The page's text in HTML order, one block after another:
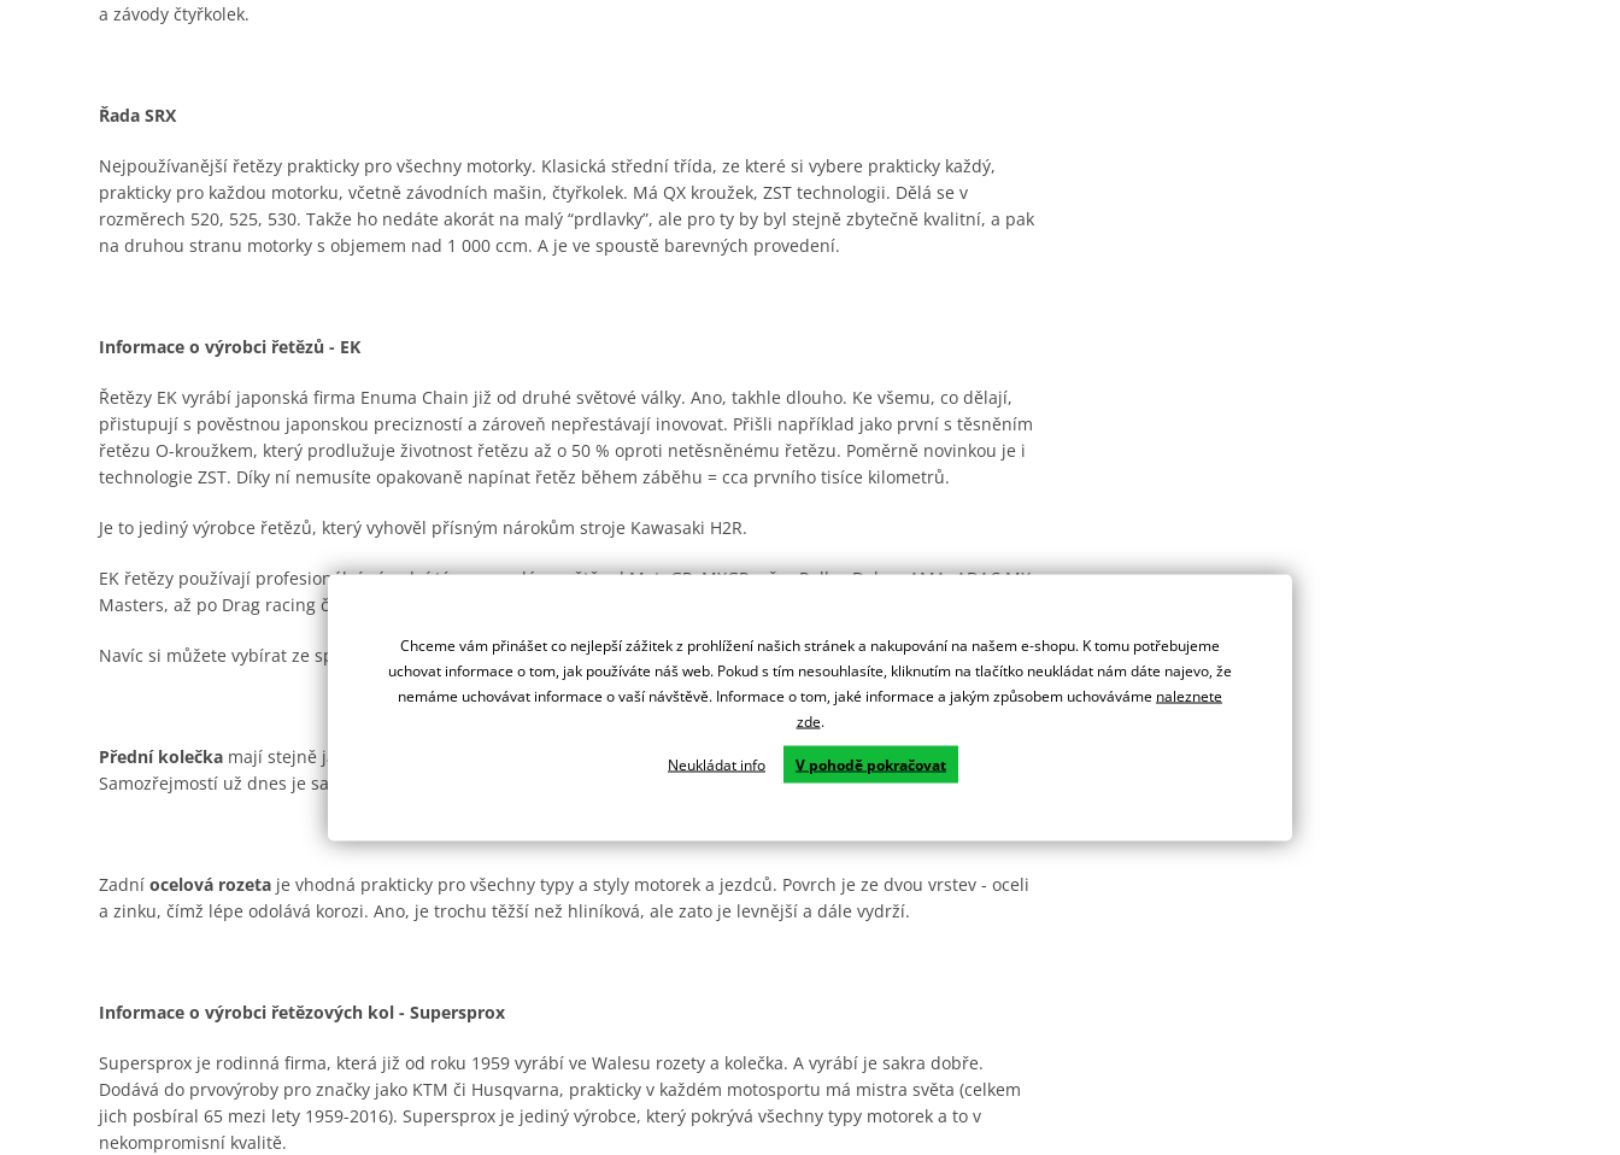
a závody čtyřkolek.
Řada SRX
Nejpoužívanější řetězy prakticky pro všechny motorky. Klasická střední třída, ze které si vybere prakticky každý,
prakticky pro každou motorku, včetně závodních mašin, čtyřkolek. Má QX kroužek, ZST technologii. Dělá se v
rozměrech 520, 525, 530. Takže ho nedáte akorát na malý “prdlavky”, ale pro ty by byl stejně zbytečně kvalitní, a pak
na druhou stranu motorky s objemem nad 1 000 ccm. A je ve spoustě barevných provedení.
Informace o výrobci řetězů - EK
Řetězy EK vyrábí japonská firma Enuma Chain již od druhé světové války. Ano, takhle dlouho. Ke všemu, co dělají,
přistupují s pověstnou japonskou precizností a zároveň nepřestávají inovovat. Přišli například jako první s těsněním
řetězu O-kroužkem, který prodlužuje životnost řetězu až o 50 % oproti netěsněnému řetězu. Poměrně novinkou je i
technologie ZST. Díky ní nemusíte opakovaně napínat řetěz během záběhu = cca prvního tisíce kilometrů.
Je to jediný výrobce řetězů, který vyhověl přísným nárokům stroje Kawasaki H2R.
EK řetězy používají profesionální závodní týmy na celém světě od MotoGP, MXGP, přes Rallye Dakar, AMA, ADAC MX
Masters, až po Drag racing či Road racing.
Navíc si můžete vybírat ze spousty barevných provedení.
Přední kolečka mají stejně jako ocelové rozety od Supersprox zesílené zuby pro delší životnost a jsou odlehčená.
Samozřejmostí už dnes je samočistící drážka pro offroady.
Zadní ocelová rozeta je vhodná prakticky pro všechny typy a styly motorek a jezdců. Povrch je ze dvou vrstev - oceli
a zinku, čímž lépe odolává korozi. Ano, je trochu těžší než hliníková, ale zato je levnější a dále vydrží.
Informace o výrobci řetězových kol - Supersprox
Supersprox je rodinná firma, která již od roku 1959 vyrábí ve Walesu rozety a kolečka. A vyrábí je sakra dobře.
Dodává do prvovýroby pro značky jako KTM či Husqvarna, prakticky v každém motosportu má mistra světa (celkem
jich posbíral 65 mezi lety 1959-2016). Supersprox je jediný výrobce, který pokrývá všechny typy motorek a to v
nekompromisní kvalitě.
Chceme vám přinášet co nejlepší zážitek z prohlížení našich stránek a nakupování na našem e-shopu. K tomu potřebujeme
uchovat informace o tom, jak používáte náš web. Pokud s tím nesouhlasíte, kliknutím na tlačítko neukládat nám dáte najevo, že
nemáme uchovávat informace o vaší návštěvě. Informace o tom, jaké informace a jakým způsobem uchováváme naleznete
zde.
Neukládat info V pohodě pokračovat